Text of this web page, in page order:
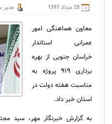
28 مرداد 1397 مدیر
معاون هماهنگی امور
عمرانی استاندار
خراسان جنوبی از بهره
برداری ۹۱۹ پروژه به
مناسبت هفته دولت در
استان خبر داد.
به گزارش خبرنگار مهر، سید